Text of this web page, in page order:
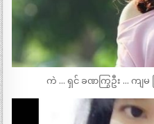
ကဲ … ရှင် ခဏကြွဦး … ကျမ